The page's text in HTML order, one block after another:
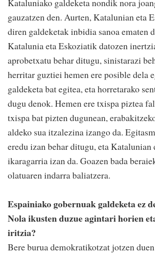
gauzatzen den. Aurten, Katalunian eta
diren galdeketak inbidia sanoa ematen
Katalunia eta Eskoziatik datozen
aprobetxatu behar ditugu, sinistarazi
herritar guztiei hemen ere posible dela
galdeketa bat egitea, eta horretarako
dugu denok. Hemen ere txispa piztea
txispa bat pizten dugunean,
aldeko sua itzalezina izango da.
eredu izan behar ditugu, eta Katalunian
ikaragarria izan da. Goazen bada
olatuaren indarra baliatzera.
Espainiako gobernuak galdeketa ez
Nola ikusten duzue agintari horien
iritzia?
Bere burua demokratikotzat jotzen